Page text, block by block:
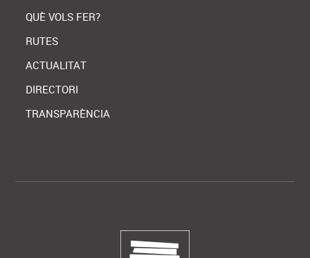
QUÈ VOLS FER?
RUTES
ACTUALITAT
DIRECTORI
TRANSPARÈNCIA